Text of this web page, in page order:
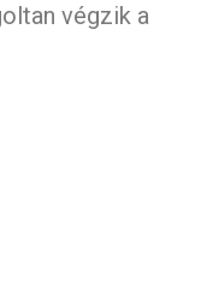
végzik a